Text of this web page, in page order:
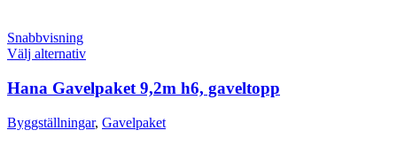
Snabbvisning
Välj alternativ
Hana Gavelpaket 9,2m h6, gaveltopp
Byggställningar, Gavelpaket